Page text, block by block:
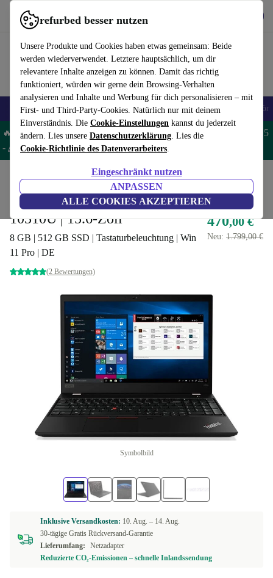
refurbed besser nutzen
Unsere Produkte und Cookies haben etwas gemeinsam: Beide
werden wiederverwendet. Letztere hauptsächlich, um dir
relevantere Inhalte anzeigen zu können. Damit das richtig
funktioniert, würden wir gerne dein Browsing-Verhalten
analysieren und Inhalte und Werbung für dich personalisieren – mit
First- und Third-Party-Cookies. Natürlich nur mit deinem
Einverständnis. Die Cookie-Einstellungen kannst du jederzeit
ändern. Lies unsere Datenschutzerklärung. Lies die
Cookie-Richtlinie des Datenverarbeiters.
Eingeschränkt nutzen
ANPASSEN
ALLE COOKIES AKZEPTIEREN
refurbed schnell und einfach nutzen
🎒 Back to school Handys Laptops Tablets Smartwatches Zubehör
🔥 Spare 5% EXTRA auf MacBooks und iPads – Code: MACPAD5
- AGB
Laptops Lenovo Laptops
Lenovo ThinkPad P15s G1 | i5-
10310U | 15.6-Zoll
8 GB | 512 GB SSD | Tastaturbeleuchtung | Win
11 Pro | DE
(2 Bewertungen)
470,00 €
Neu: 1.799,00 €
Symbolbild
Inklusive Versandkosten: 10. Aug. – 14. Aug.
30-tägige Gratis Rückversand-Garantie
Lieferumfang:
Netzadapter
Reduzierte CO₂-Emissionen – schnelle Inlandssendung